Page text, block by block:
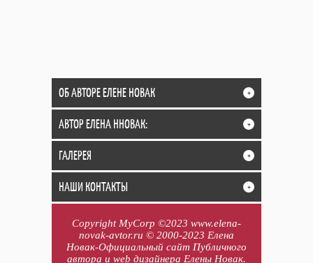
ОБ АВТОРЕ ЕЛЕНЕ НОВАК +
АВТОР ЕЛЕНА ННОВАК: +
ГАЛЕРЕЯ +
НАШИ КОНТАКТЫ +
Copyright MyCorp ©2023 www.elena-
novak-avtor.ru © 2000-2023 Елена
Новак-Официальный сайт Публичного
автора и web дизайнера Елены Новак.